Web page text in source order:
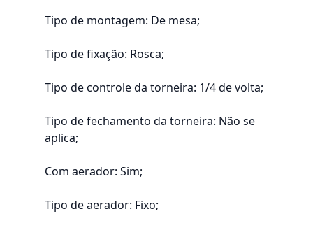
Tipo de montagem: De mesa;
Tipo de fixação: Rosca;
Tipo de controle da torneira: 1/4 de volta;
Tipo de fechamento da torneira: Não se
aplica;
Com aerador: Sim;
Tipo de aerador: Fixo;